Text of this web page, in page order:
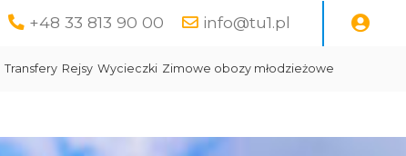
+48 33 813 90 00 info@tu1.pl
Transfery Rejsy Wycieczki Zimowe obozy młodzieżowe